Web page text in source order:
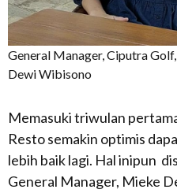
General Manager, Ciputra
Dewi Wibisono
Memasuki triwulan
Resto semakin optimis
lebih baik lagi. Hal inipun
General Manager, Mieke